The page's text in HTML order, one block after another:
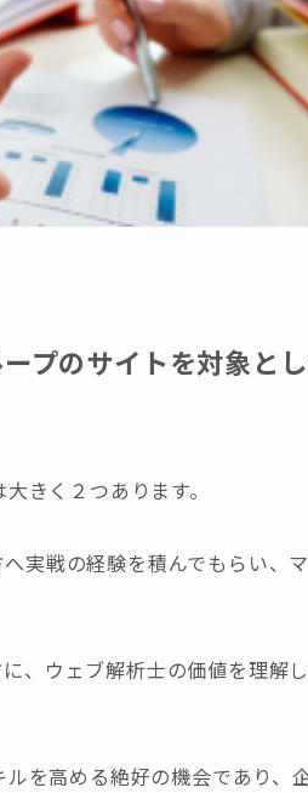
プのサイトを対象と
きく２つあります。
実戦の経験を積んでもらい、
、ウェブ解析士の価値を理解
を高める絶好の機会であり、